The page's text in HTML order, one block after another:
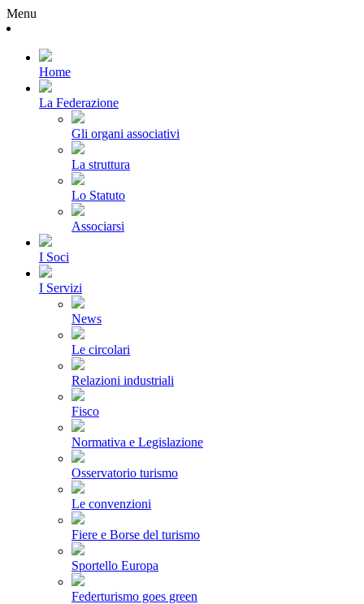
Menu
Home
La Federazione
Gli organi associativi
La struttura
Lo Statuto
Associarsi
I Soci
I Servizi
News
Le circolari
Relazioni industriali
Fisco
Normativa e Legislazione
Osservatorio turismo
Le convenzioni
Fiere e Borse del turismo
Sportello Europa
Federturismo goes green